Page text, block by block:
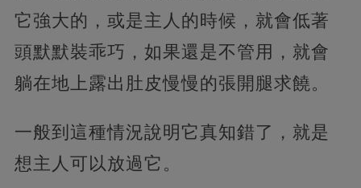
它強大的，或是主人的時候，就會低著
頭默默裝乖巧，如果還是不管用，就會
躺在地上露出肚皮慢慢的張開腿求饒。
一般到這種情況說明它真知錯了，就是
想主人可以放過它。